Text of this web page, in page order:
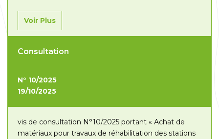
Voir Plus
Consultation
N° 10/2025
19/10/2025
vis de consultation N°10/2025 portant « Achat de
matériaux pour travaux de réhabilitation des stations